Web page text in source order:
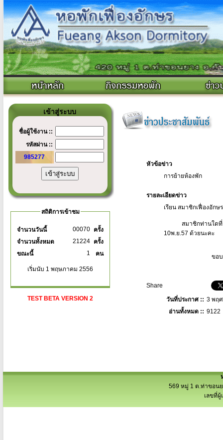
เข้าสู่ระบบ
ชื่อผู้ใช้งาน ::
รหัสผ่าน ::
985277
สถิติการเข้าชม
จำนวนวันนี้ 00070 ครั้ง
จำนวนทั้งหมด
21224 ครั้ง
ขณะนี้
1 คน
เริ่มนับ 1 พฤษภาคม 2556
TEST BETA VERSION 2
หัวข้อข่าว
การย้ายห้องพัก
รายละเอียดข่าว
เรียน สมาชิกเฟื่องอักษ
สมาชิกท่านใดที่มีคว
10พ.ย.57 ด้วยนะคะ
ขอบคุณในค
Share
วันที่ประกาศ :: 3 พฤ
อ่านทั้งหมด :: 9122
569 หมู่ 1 ต.ท่าขอน
เลขที่ผู้